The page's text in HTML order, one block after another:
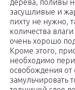
дерева, поливы
засушливые и
пихту не нужно,
количества
очень хорошо
Кроме этого,
необходимо
освобождения